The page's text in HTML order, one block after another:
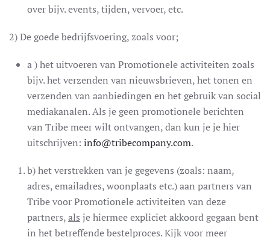
over bijv. events, tijden, vervoer, etc.
2) De goede bedrijfsvoering, zoals voor;
a ) het uitvoeren van Promotionele activiteiten zoals
bijv. het verzenden van nieuwsbrieven, het tonen en
verzenden van aanbiedingen en het gebruik van social
mediakanalen. Als je geen promotionele berichten
van Tribe meer wilt ontvangen, dan kun je je hier
uitschrijven: info@tribecompany.com.
b) het verstrekken van je gegevens (zoals: naam,
adres, emailadres, woonplaats etc.) aan partners van
Tribe voor Promotionele activiteiten van deze
partners,als je hiermee expliciet akkoord gegaan bent
in het betreffende bestelproces. Kijk voor meer